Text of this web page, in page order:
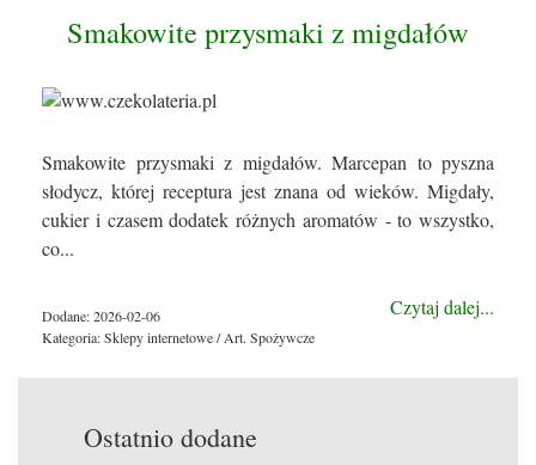
Smakowite przysmaki z migdałów
Smakowite przysmaki z migdałów. Marcepan to pyszna
słodycz, której receptura jest znana od wieków. Migdały,
cukier i czasem dodatek różnych aromatów - to wszystko,
co...
Czytaj dalej...
Dodane: 2026-02-06
Kategoria: Sklepy internetowe / Art. Spożywcze
Ostatnio dodane